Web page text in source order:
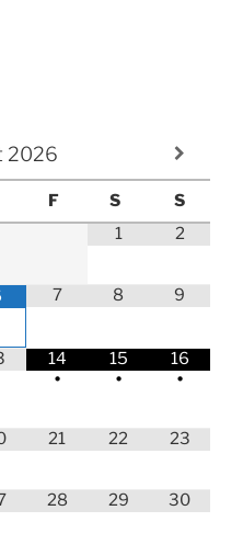
2026
F S
S
1
2
7 8 9
14
•
15
•
16
•
21 22 23
28 29 30